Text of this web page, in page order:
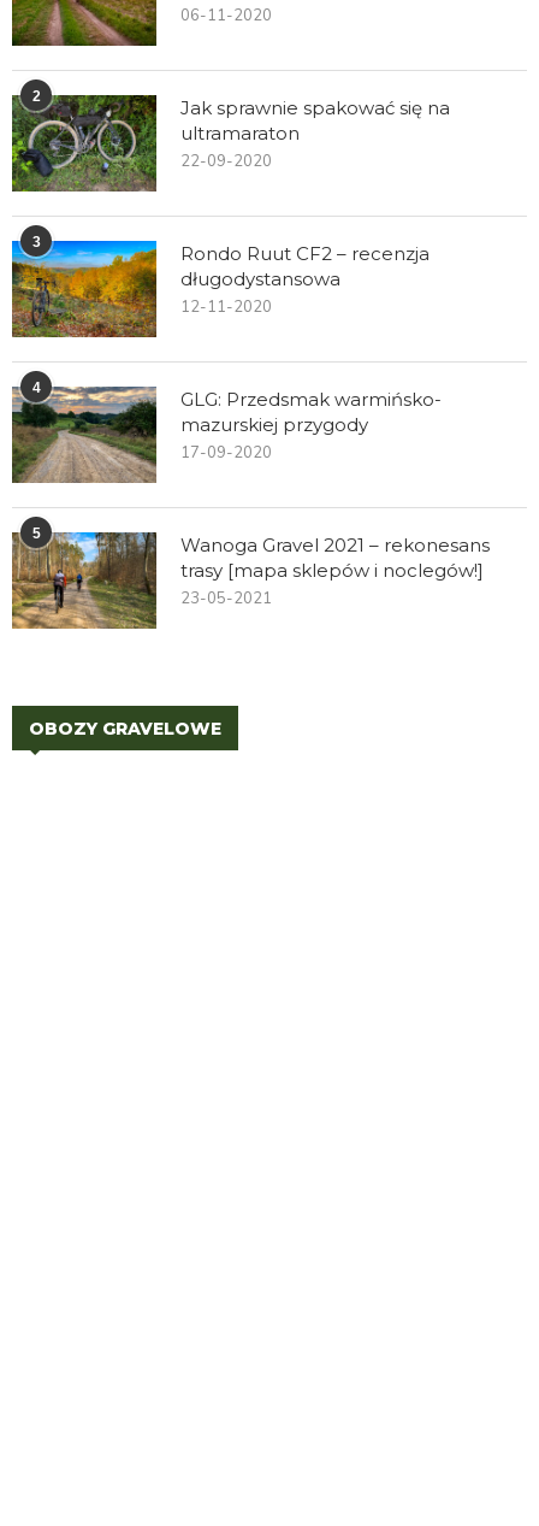
06-11-2020
2
Jak sprawnie spakować się na
ultramaraton
22-09-2020
3
Rondo Ruut CF2 – recenzja
długodystansowa
12-11-2020
4
GLG: Przedsmak warmińsko-
mazurskiej przygody
17-09-2020
5
Wanoga Gravel 2021 – rekonesans
trasy [mapa sklepów i noclegów!]
23-05-2021
OBOZY GRAVELOWE